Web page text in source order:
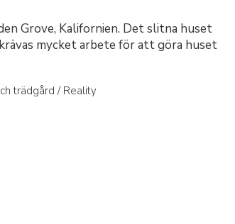
Grove, Kalifornien. Det slitna huset
mycket arbete för att göra huset
trädgård / Reality